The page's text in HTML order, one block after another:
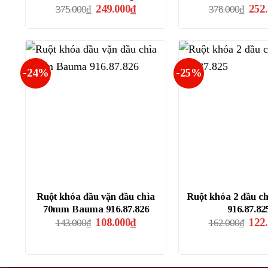
375.000₫ Giá
249.000₫Giá
hiện
249.000₫.
378.000₫ Giá
-24%
Ruột khóa đầu vặn đầu chìa
70mm Bauma 916.87.826
143.000₫ Giá
108.000₫Giá
hiện
-25%
Ruột khóa 2 đầu
162.000₫ Giá